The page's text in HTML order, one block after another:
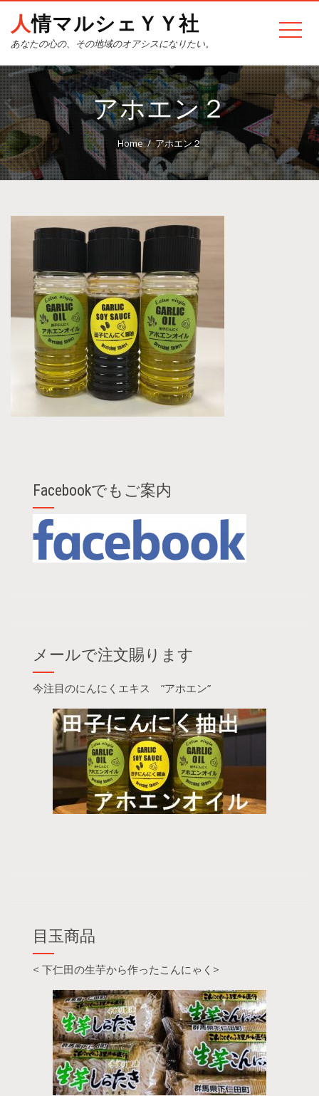
人情マルシェＹＹ社
あなたの心の、その地域のオアシスになりたい。
アホエン２
Home アホエン２
Facebookでもご案内
メールで注文賜ります
今注目のにんにくエキス ”アホエン”
目玉商品
< 下仁田の生芋から作ったこんにゃく>